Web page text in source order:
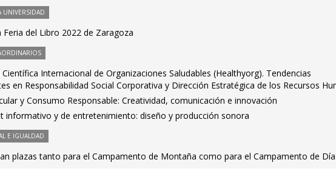
UNIVERSIDAD
Feria del Libro 2022 de Zaragoza
Científica Internacional de Organizaciones Saludables (Healthyorg). Tendencias
en Responsabilidad Social Corporativa y Dirección Estratégica de los Recursos
y Consumo Responsable: Creatividad, comunicación e innovación
informativo y de entretenimiento: diseño y producción sonora
E IGUALDAD
plazas tanto para el Campamento de Montaña como para el Campamento de Día